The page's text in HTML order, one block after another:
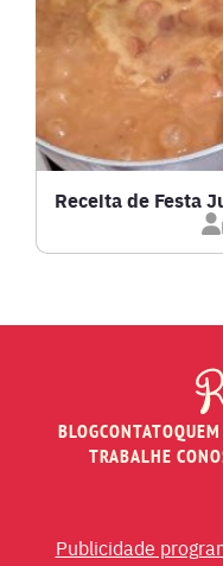
LASANHAS
LOW CARB
MASSAS E
RECEITAS DE
Receita de Festa
BLOGCONTATO
TRABALHE
Publicidade